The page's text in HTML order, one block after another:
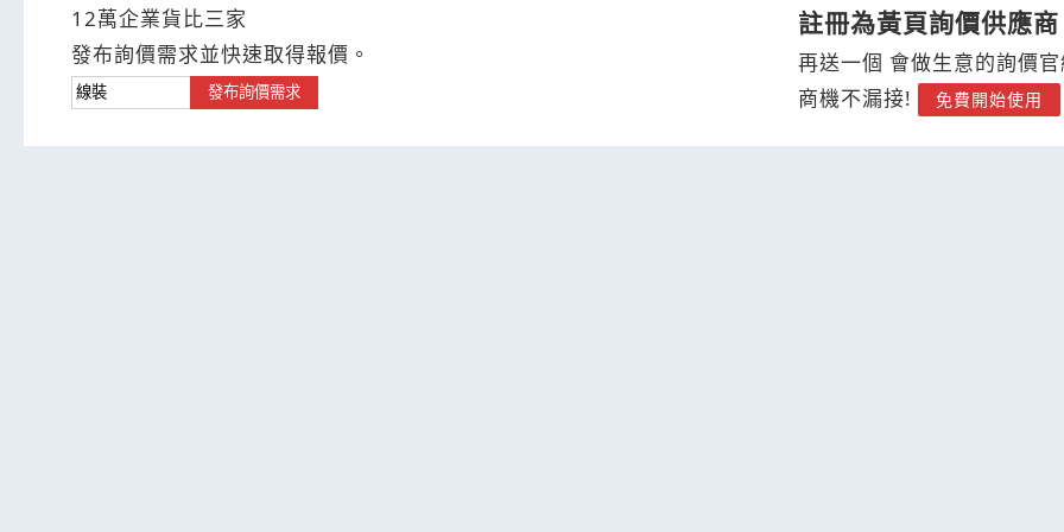
12萬企業貨比三家
發布詢價需求並快速取得報價。
發布詢價需求
註冊為黃頁詢價供應商
再送一個 會做生意的詢價
商機不漏接!
免費開始使用